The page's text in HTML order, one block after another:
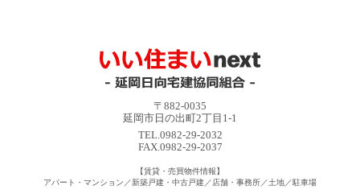
〒882-0035
延岡市日の出町2丁目1-1
TEL.0982-29-2032
FAX.0982-29-2037
【賃貸・売買物件情報】
アパート・マンション／新築戸建・中古戸建／店舗・事務所／土地／駐車場